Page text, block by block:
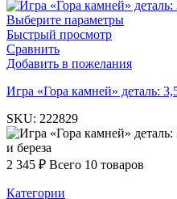
Выберите параметры
Быстрый просмотр
Сравнить
Добавить в пожелания
Игра «Гора камней» деталь:
SKU: 222829
и береза
2 345 ₽ Всего 10 товаров
Категории